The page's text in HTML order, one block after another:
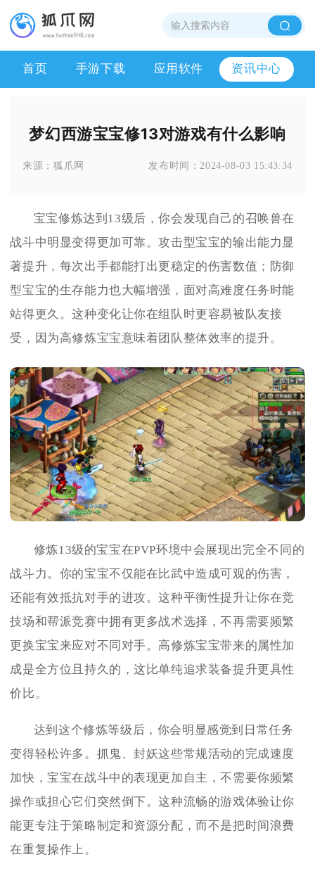
首页 手游下载 应用软件 资讯中心
梦幻西游宝宝修13对游戏有什么影响
来源：狐爪网 发布时间：2024-08-03 15:43:34
宝宝修炼达到13级后，你会发现自己的召唤兽在
战斗中明显变得更加可靠。攻击型宝宝的输出能力显
著提升，每次出手都能打出更稳定的伤害数值；防御
型宝宝的生存能力也大幅增强，面对高难度任务时能
站得更久。这种变化让你在组队时更容易被队友接
受，因为高修炼宝宝意味着团队整体效率的提升。
修炼13级的宝宝在PVP环境中会展现出完全不同的
战斗力。你的宝宝不仅能在比武中造成可观的伤害，
还能有效抵抗对手的进攻。这种平衡性提升让你在竞
技场和帮派竞赛中拥有更多战术选择，不再需要频繁
更换宝宝来应对不同对手。高修炼宝宝带来的属性加
成是全方位且持久的，这比单纯追求装备提升更具性
价比。
达到这个修炼等级后，你会明显感觉到日常任务
变得轻松许多。抓鬼、封妖这些常规活动的完成速度
加快，宝宝在战斗中的表现更加自主，不需要你频繁
操作或担心它们突然倒下。这种流畅的游戏体验让你
能更专注于策略制定和资源分配，而不是把时间浪费
在重复操作上。